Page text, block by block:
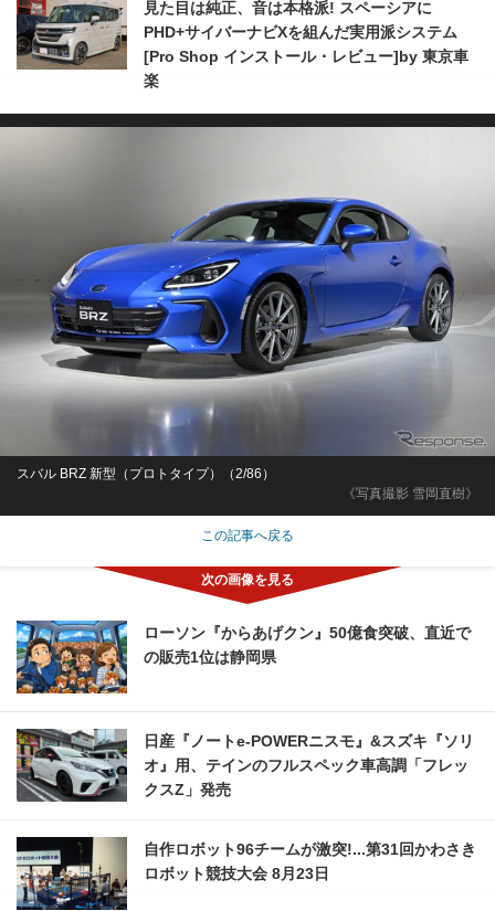
見た目は純正、音は本格派! スペーシアに
PHD+サイバーナビXを組んだ実用派システム
[Pro Shop インストール・レビュー]by 東京車
楽
《写真撮影 雪岡直樹》
スバル BRZ 新型（プロトタイプ）（2/86）
この記事へ戻る
ローソン『からあげクン』50億食突破、直近で
の販売1位は静岡県
日産『ノートe-POWERニスモ』&スズキ『ソリ
オ』用、テインのフルスペック車高調「フレッ
クスZ」発売
自作ロボット96チームが激突!...第31回かわさき
ロボット競技大会 8月23日